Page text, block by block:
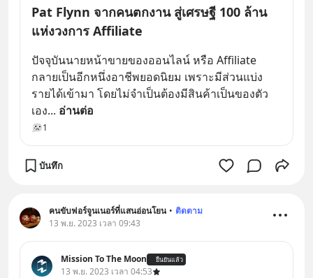
Pat Flynn จากคนตกงาน สู่เศรษฐี 100 ล้าน
แห่งวงการ Affiliate
ปัจจุบันนายหน้าขายของออนไลน์ หรือ Affiliate
กลายเป็นอีกหนึ่งอาชีพยอดนิยม เพราะมีส่วนแบ่ง
รายได้เข้ามา โดยไม่จำเป็นต้องมีสินค้าเป็นของตัว
เอง... อ่านต่อ
1
บันทึก
คนขับฟอร์จูนเนอร์ที่แสนอ่อนโยน • ติดตาม
13 พ.ย. 2023 เวลา 09:43
Mission To The Moon ยืนยันแล้ว
13 พ.ย. 2023 เวลา 04:53